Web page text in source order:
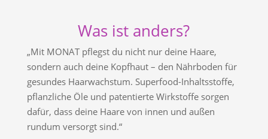
Was ist anders?
„Mit MONAT pflegst du nicht nur deine Haare,
sondern auch deine Kopfhaut – den Nährboden für
gesundes Haarwachstum. Superfood-Inhaltsstoffe,
pflanzliche Öle und patentierte Wirkstoffe sorgen
dafür, dass deine Haare von innen und außen
rundum versorgt sind.“